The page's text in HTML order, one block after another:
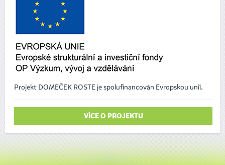
Projekt DOMEČEK ROSTE je spolufinancován Evropskou unií.
VÍCE O PROJEKTU